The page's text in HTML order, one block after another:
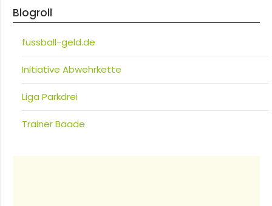
Blogroll
fussball-geld.de
Initiative Abwehrkette
Liga Parkdrei
Trainer Baade